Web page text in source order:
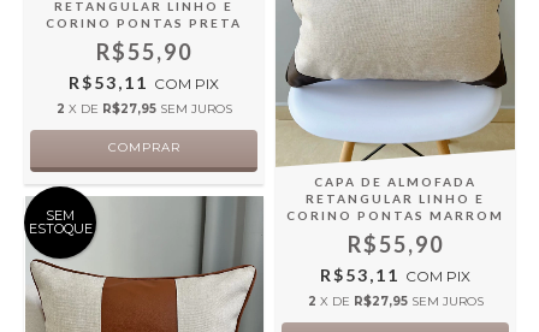
RETANGULAR LINHO E
CORINO PONTAS PRETA
R$55,90
R$53,11 COM PIX
2 X DE R$27,95 SEM JUROS
CAPA DE ALMOFADA
RETANGULAR LINHO E
CORINO PONTAS MARROM
R$55,90
R$53,11 COM PIX
2 X DE R$27,95 SEM JUROS
SEM
ESTOQUE